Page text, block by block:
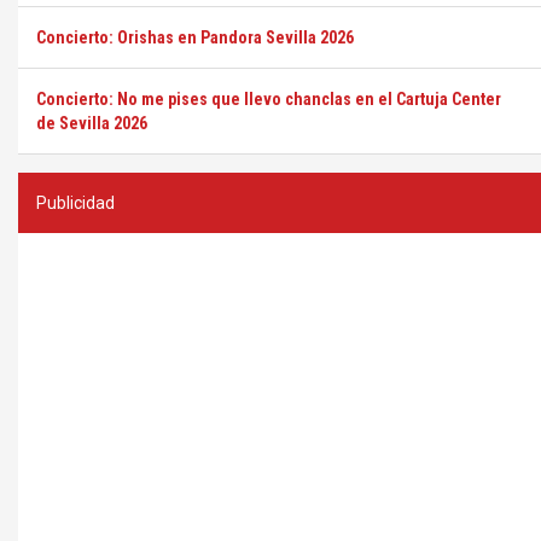
Concierto: Orishas en Pandora Sevilla 2026
Concierto: No me pises que llevo chanclas en el Cartuja Center
de Sevilla 2026
Publicidad